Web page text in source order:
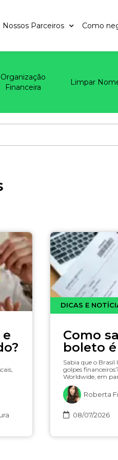
Nossos Parceiros Como
Organização
Financeira
Limpar
DICAS E
Como
boleto
Confira
seguras
Sabia que o
golpes
Worldwide, em
Roberta
08/07/2026